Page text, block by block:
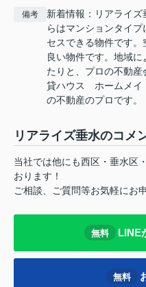
備考
新着情報：リアライ
らはマンションタイ
セスできる物件です
良い物件です。地域
たりと、プロの不動
貸ハウス ホームメイ
の不動産のプロです。
リアライズ垂水のコメ
当社では他にも西区・垂水区
おります！
ご相談、ご質問等お気軽にお
無料 LINE
無料